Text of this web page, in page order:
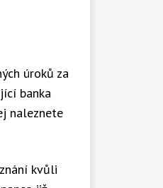
úroků za
banka
naleznete
kvůli